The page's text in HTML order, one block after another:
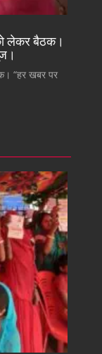
लेकर बैठक।
“हर खबर पर